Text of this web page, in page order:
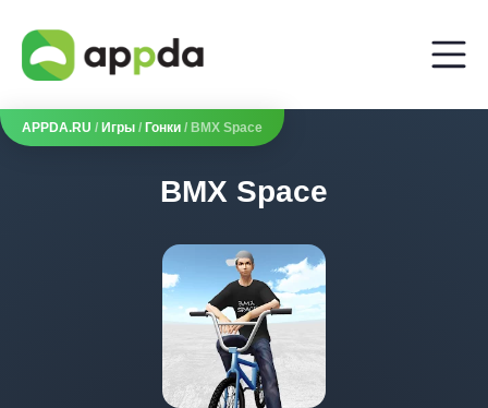
APPDA.RU / Игры / Гонки / BMX Space
BMX Space